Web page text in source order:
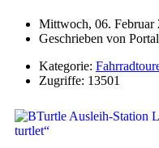
Mittwoch, 06. Februar
Geschrieben von
Kategorie:
Zugriffe: 13501